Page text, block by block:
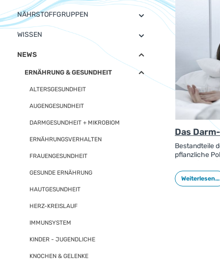
NÄHRSTOFFGRUPPEN
WISSEN
NEWS
ERNÄHRUNG & GESUNDHEIT
ALTERSGESUNDHEIT
AUGENGESUNDHEIT
DARMGESUNDHEIT + MIKROBIOM
ERNÄHRUNGSVERHALTEN
FRAUENGESUNDHEIT
GESUNDE ERNÄHRUNG
HAUTGESUNDHEIT
HERZ-KREISLAUF
IMMUNSYSTEM
KINDER - JUGENDLICHE
KNOCHEN & GELENKE
Das
Bestandteile
pflanzliche
Mahlzeiten
gesunden
die für die
Weiterlesen...